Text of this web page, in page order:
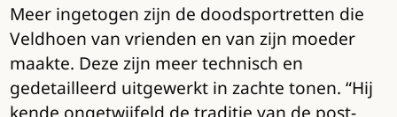
Meer ingetogen zijn de doodsportretten die
Veldhoen van vrienden en van zijn moeder
maakte. Deze zijn meer technisch en
gedetailleerd uitgewerkt in zachte tonen. “Hij
kende ongetwijfeld de traditie van de post-